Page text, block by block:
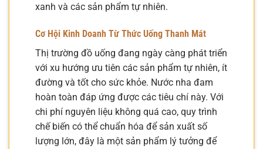
xanh và các sản phẩm tự nhiên.
Cơ Hội Kinh Doanh Từ Thức Uống Thanh Mát
Thị trường đồ uống đang ngày càng phát triển
với xu hướng ưu tiên các sản phẩm tự nhiên, ít
đường và tốt cho sức khỏe. Nước nha đam
hoàn toàn đáp ứng được các tiêu chí này. Với
chi phí nguyên liệu không quá cao, quy trình
chế biến có thể chuẩn hóa để sản xuất số
lượng lớn, đây là một sản phẩm lý tưởng để